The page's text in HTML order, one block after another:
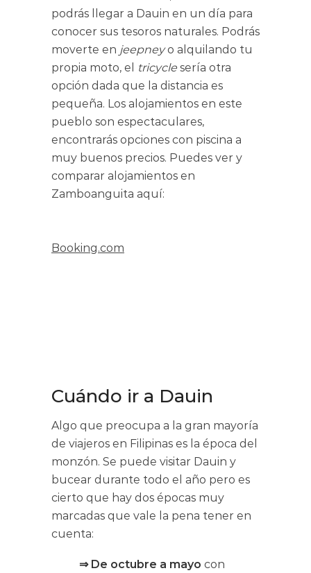
podrás llegar a Dauin en un día para
conocer sus tesoros naturales. Podrás
moverte en jeepneyo alquilando tu
propia moto, el
tricycle sería otra
opción dada que la distancia es
pequeña. Los alojamientos en este
pueblo son espectaculares,
encontrarás opciones con piscina a
muy buenos precios. Puedes ver y
comparar alojamientos en
Zamboanguita aquí:
Booking.com
Cuándo ir a Dauin
Algo que preocupa a la gran mayoría
de viajeros en Filipinas es la época del
monzón. Se puede visitar Dauin y
bucear durante todo el año pero es
cierto que hay dos épocas muy
marcadas que vale la pena tener en
cuenta:
⇒ De octubre a mayo con